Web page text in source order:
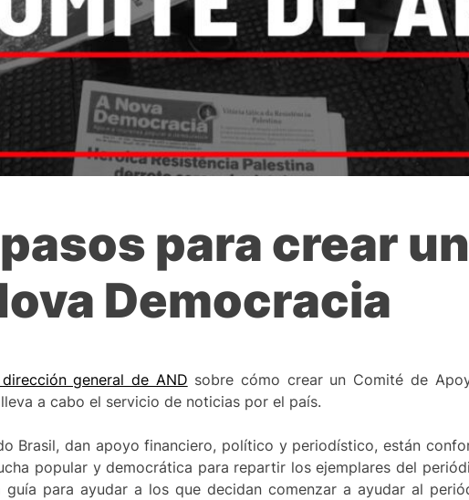
para crear
Democracia
general de AND sobre cómo crear un Comité de
a cabo el servicio de noticias por el país.
Brasil, dan apoyo financiero, político y periodístico, están
popular y democrática para repartir los ejemplares del
para ayudar a los que decidan comenzar a ayudar al